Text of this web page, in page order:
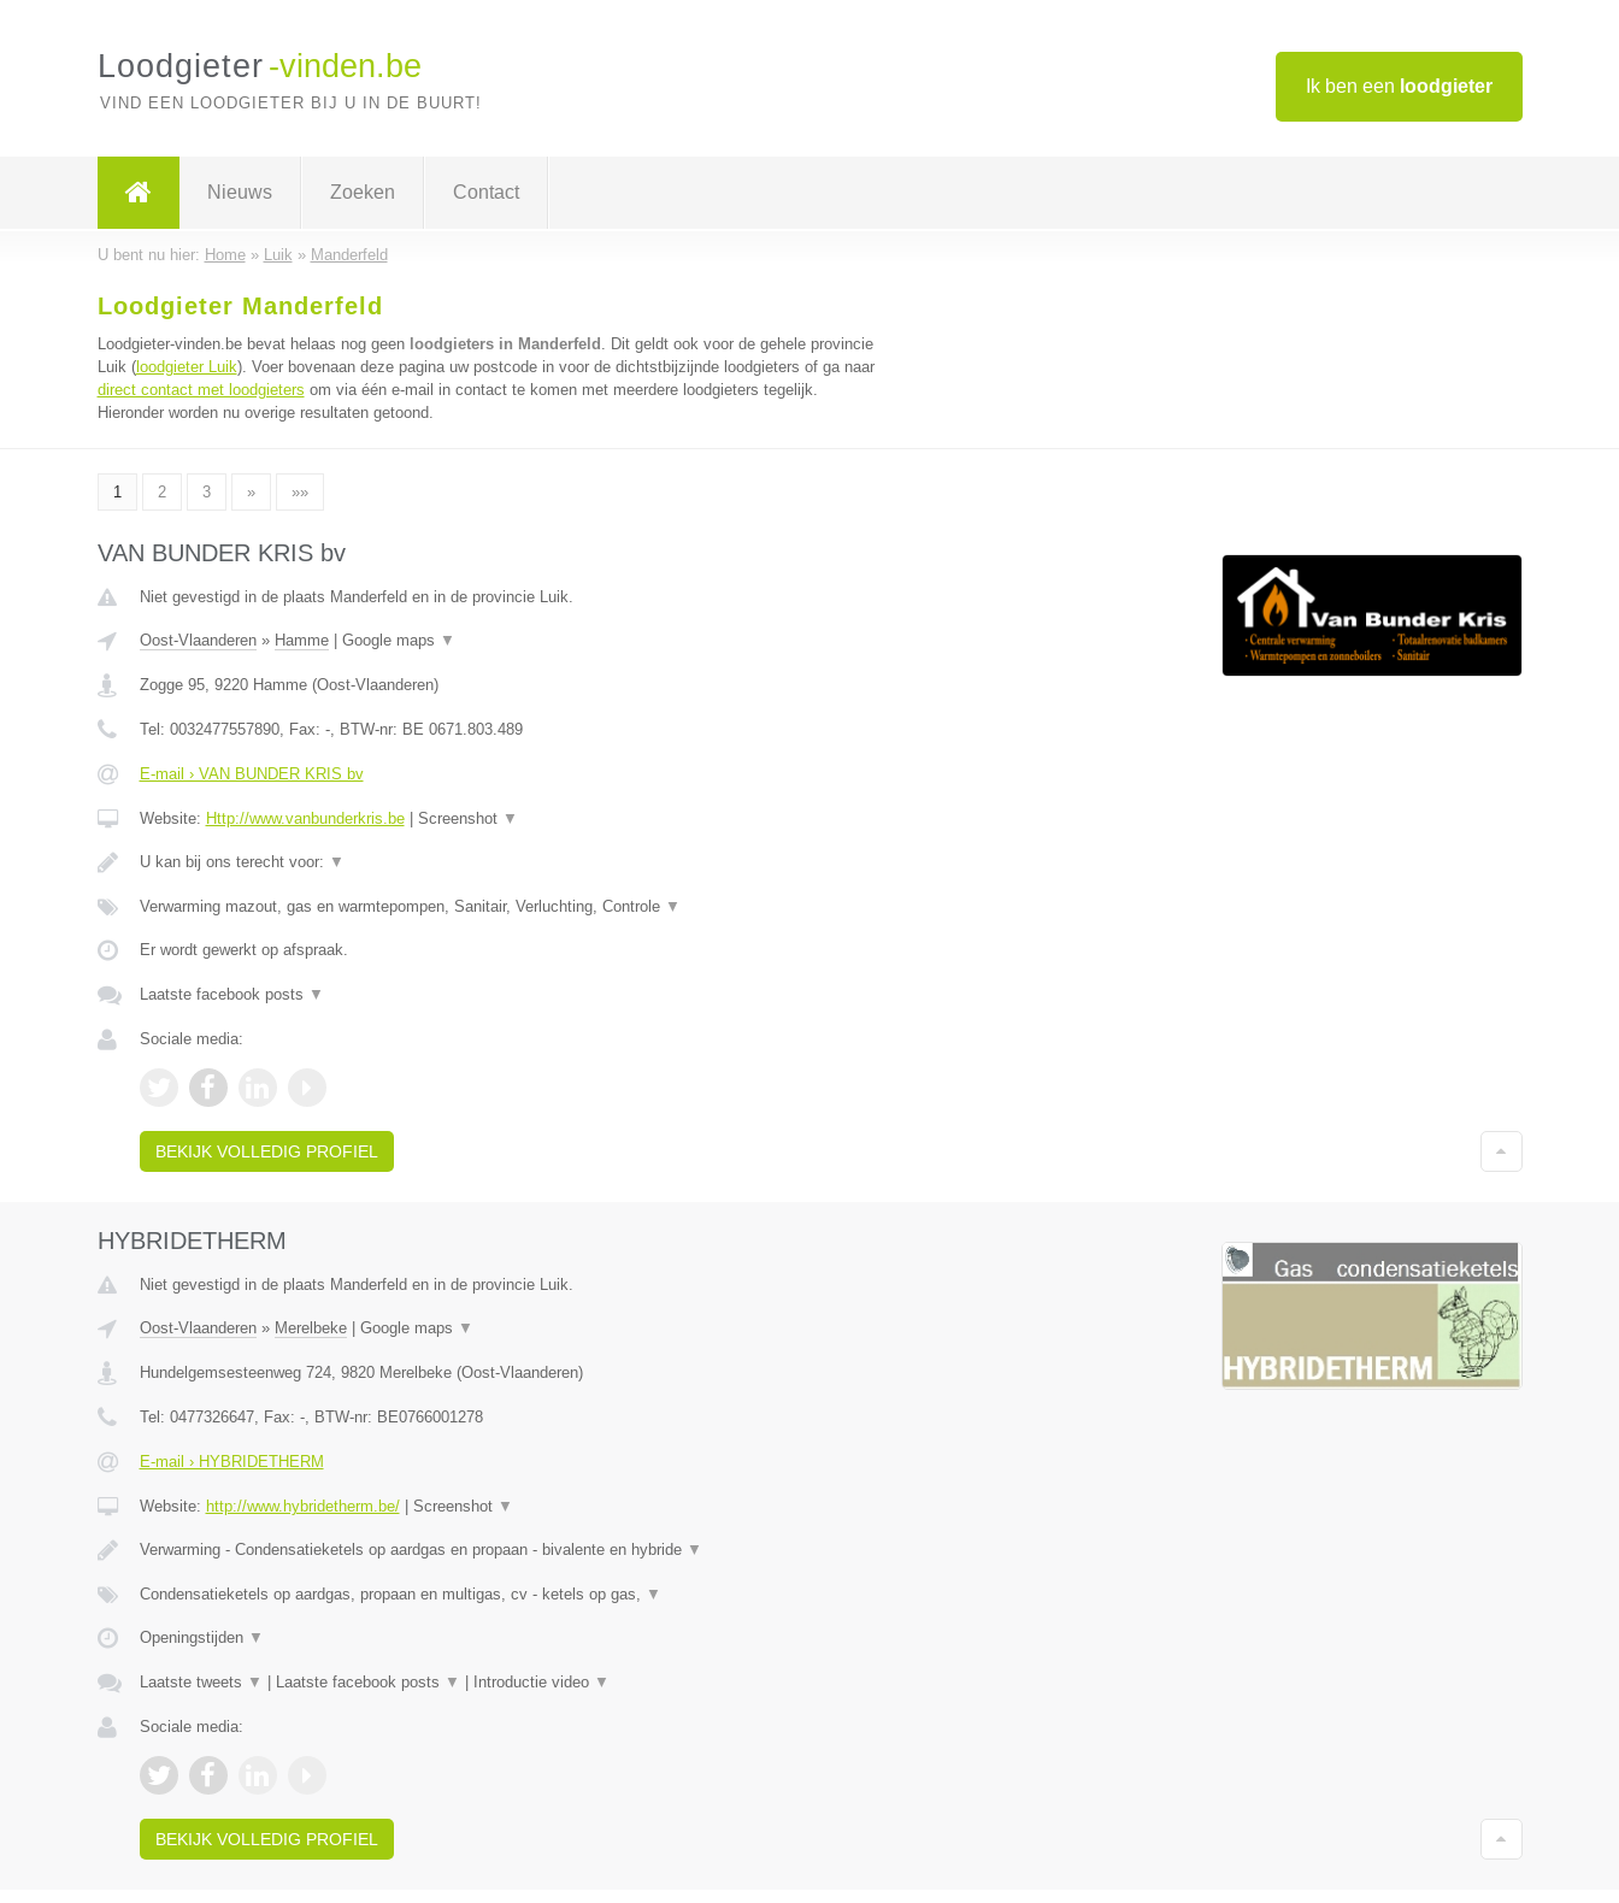
Ik ben een loodgieter
Loodgieter -vinden.be
VIND EEN LOODGIETER BIJ U IN DE BUURT!
Nieuws Zoeken Contact
U bent nu hier: Home» Luik » Manderfeld
Loodgieter Manderfeld
Loodgieter-vinden.be bevat helaas nog geen loodgieters in Manderfeld . Dit geldt ook voor de gehele provincie
Luik (loodgieter Luik). Voer bovenaan deze pagina uw postcode in voor de dichtstbijzijnde loodgieters of ga naar
direct contact met loodgieters om via één e-mail in contact te komen met meerdere loodgieters tegelijk.
Hieronder worden nu overige resultaten getoond.
1 2 3 » »»
VAN BUNDER KRIS bv
Niet gevestigd in de plaats Manderfeld en in de provincie Luik.
Oost-Vlaanderen» Hamme| Google maps ▼
Zogge 95, 9220 Hamme(Oost-Vlaanderen)
Tel: 0032477557890, Fax: -, BTW-nr: BE 0671.803.489
E-mail › VAN BUNDER KRIS bv
Website: Http://www.vanbunderkris.be| Screenshot ▼
U kan bij ons terecht voor: ▼
Verwarming mazout, gas en warmtepompen, Sanitair, Verluchting, Controle ▼
Er wordt gewerkt op afspraak.
Laatste facebook posts ▼
Sociale media:
BEKIJK VOLLEDIG PROFIEL
HYBRIDETHERM
Niet gevestigd in de plaats Manderfeld en in de provincie Luik.
Oost-Vlaanderen» Merelbeke| Google maps ▼
Hundelgemsesteenweg 724, 9820 Merelbeke(Oost-Vlaanderen)
Tel: 0477326647, Fax: -, BTW-nr: BE0766001278
E-mail › HYBRIDETHERM
Website: http://www.hybridetherm.be/| Screenshot ▼
Verwarming - Condensatieketels op aardgas en propaan - bivalente en hybride ▼
Condensatieketels op aardgas, propaan en multigas, cv - ketels op gas, ▼
Openingstijden ▼
Laatste tweets ▼ Laatste facebook posts ▼ Introductie video ▼
Sociale media:
BEKIJK VOLLEDIG PROFIEL